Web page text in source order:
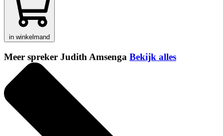
in winkelmand
Meer spreker Judith Amsenga Bekijk alles